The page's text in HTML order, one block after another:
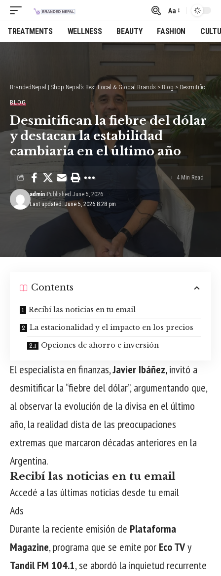
Font
Resizer
Aa
TREATMENTS WELLNESS BEAUTY FASHION
BrandedNepal | Shop Nepal’s Best Local & Global Brands > Blog > Desmitifican la fiebre del dólar y destacan la estabilidad cambiaria en el último año
BLOG
Desmitifican la fiebre del dólar
y destacan la estabilidad
cambiaria en el último año
Last updated: June 5, 2026 8:28 pm
admin Published June 5, 2026
4 Min Read
Contents
Recibí las noticias en tu email
La estacionalidad y el impacto en los precios
Opciones de ahorro e inversión
El especialista en finanzas,Javier Ibáñez,invitó a
desmitificar la “fiebre del dólar”, argumentando que,
al observar la evolución de la divisa en el último
año, la realidad dista de las preocupaciones
extremas que marcaron décadas anteriores en la
Argentina.
Recibí las noticias en tu email
Accedé a las últimas noticias desde tu email
Ads
Durante la reciente emisión de Plataforma
Magazine, programa que se emite por Eco TVy
Tandil FM 104.1, se abordó la inquietud recurrente